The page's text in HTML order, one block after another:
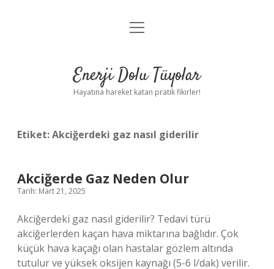
Anasayfa
Yasal Uyarı
menüyü
Enerji Dolu Tüyolar
Hayatına hareket katan pratik fikirler!
Etiket:Akciğerdeki gaz nasıl giderilir
Akciğerde Gaz Neden Olur
Tarih: Mart 21, 2025
Akciğerdeki gaz nasıl giderilir? Tedavi türü
akciğerlerden kaçan hava miktarına bağlıdır. Çok
küçük hava kaçağı olan hastalar gözlem altında
tutulur ve yüksek oksijen kaynağı (5-6 l/dak) verilir.